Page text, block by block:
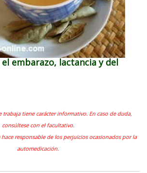
embarazo, lactancia y del
trabaja tiene carácter informativo. En caso de duda,
consúltese con el facultativo.
responsable de los perjuicios ocasionados por la
automedicación.